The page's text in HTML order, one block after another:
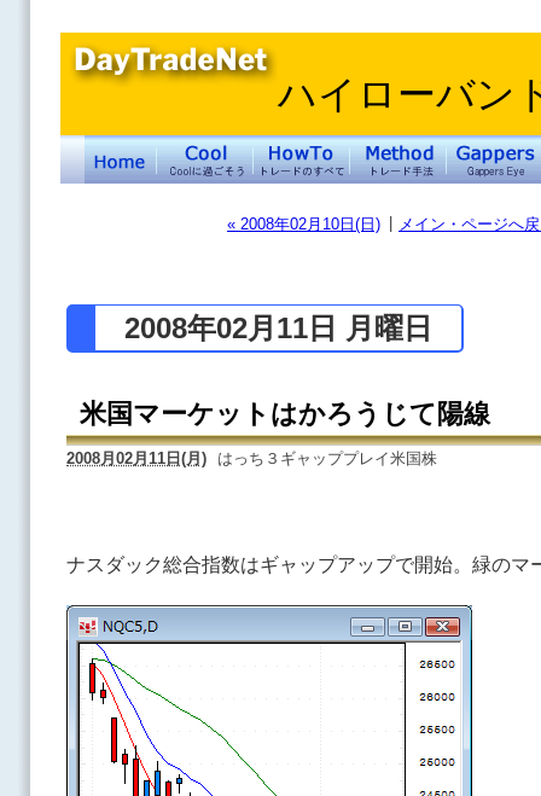
ハイローバン
« 2008年02月10日(日) メイン・ページへ
2008年02月11日 月曜日
米国マーケットはかろうじて陽線
2008月02月11日(月) はっち３ギャッププレイ米国株
ナスダック総合指数はギャップアップで開始。緑のマ